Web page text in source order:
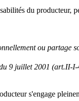
du
ou partage
9 juillet 2001 (art.II-I-
s'engage